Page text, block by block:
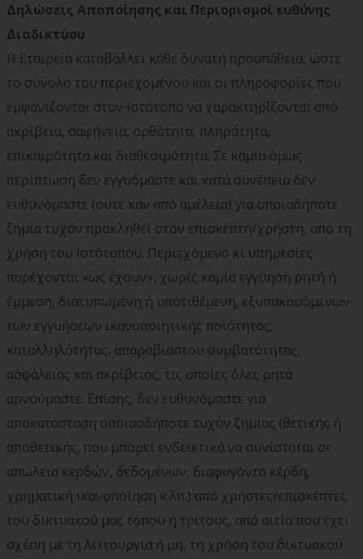
Δηλώσεις Αποποίησης και Περιορισμοί ευθύνης
Διαδικτύου
Η Εταιρεία καταβάλλει κάθε δυνατή προσπάθεια, ώστε
το σύνολο του περιεχομένου και οι πληροφορίες που
εμφανίζονται στον Ιστότοπο να χαρακτηρίζονται από
ακρίβεια, σαφήνεια, ορθότητα, πληρότητα,
επικαιρότητα και διαθεσιμότητα. Σε καμία όμως
περίπτωση δεν εγγυόμαστε και κατά συνέπεια δεν
ευθυνόμαστε (ούτε καν από αμέλεια) για οποιαδήποτε
ζημία τυχόν προκληθεί στον επισκέπτη/χρήστη, από τη
χρήση του Ιστότοπου. Περιεχόμενο κι υπηρεσίες
παρέχονται «ως έχουν», χωρίς καμία εγγύηση ρητή ή
έμμεση, διατυπωμένη ή υποτιθέμενη, εξυπακουόμενων
των εγγυήσεων ικανοποιητικής ποιότητας,
καταλληλότητας, απαραβίαστου συμβατότητας,
ασφάλειας και ακρίβειας, τις οποίες όλες ρητά
αρνούμαστε. Επίσης, δεν ευθυνόμαστε για
αποκατάσταση οποιασδήποτε τυχόν ζημίας (θετικής ή
αποθετικής, που μπορεί ενδεικτικά να συνίσταται σε
απώλεια κερδών, δεδομένων, διαφυγόντα κέρδη,
χρηματική ικανοποίηση κ.λπ.) από χρήστες/επισκέπτες
του δικτυακού μας τόπου ή τρίτους, από αιτία που έχει
σχέση με τη λειτουργία ή μη, τη χρήση του δικτυακού